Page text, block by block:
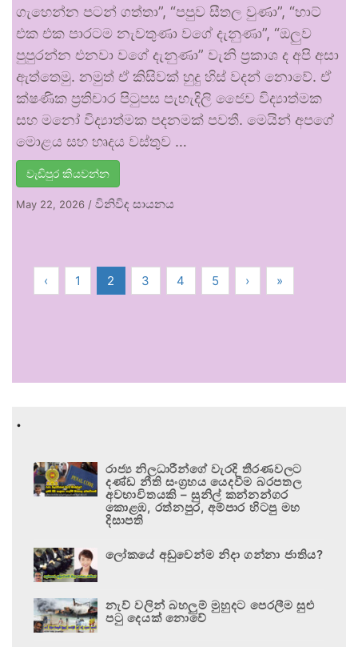
ගැහෙන්න පටන් ගත්තා”, “පපුව සීතල වුණා”, “හාට්
එක එක පාරටම නැවතුණා වගේ දැනුණා”, “ඔලුව
පුපුරන්න එනවා වගේ දැනුණා” වැනි ප්‍රකාශ ද අපි අසා
ඇත්තෙමු. නමුත් ඒ කිසිවක් හුදු හිස් වදන් නොවේ. ඒ
ක්ෂණික ප්‍රතිචාර පිටුපස පැහැදිලි ජෛව විද්‍යාත්මක
සහ මනෝ විද්‍යාත්මක පදනමක් පවතී. මෙයින් අපගේ
මොළය සහ හෘදය වස්තුව …
වැඩිපුර කියවන්න
May 22, 2026 / විනිවිද සායනය
‹ 1 2 3 4 5 › »
.
රාජ්‍ය නිලධාරීන්ගේ වැරදි තීරණවලට
දණ්ඩ නීති සංග්‍රහය යෙදවීම බරපතල
අවභාවිතයකි – සුනිල් කන්නන්ගර
කොළඹ, රත්නපුර, අම්පාර හිටපු මහ
දිසාපති
ලෝකයේ අඩුවෙන්ම නිදා ගන්නා ජාතිය?
නැව් වලින් බහලුම් මුහුදට පෙරලීම සුළු
පටු දෙයක් නොවේ